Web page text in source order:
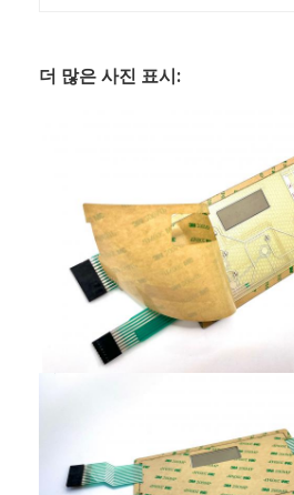
PCB 및 실리콘 고무 막 스위치
더 많은 사진 표시: